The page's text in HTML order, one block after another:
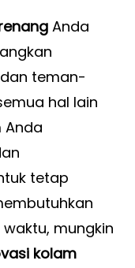
Anda
teman-
hal lain
Anda
tetap
mungkin
kolam